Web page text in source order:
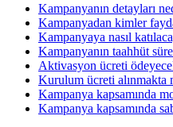
Kampanyanın detayları
Kampanyadan kimler
Kampanyaya nasıl
Kampanyanın taahhüt
Aktivasyon ücreti
Kurulum ücreti alınmakta
Kampanya kapsamında
Kampanya kapsamında